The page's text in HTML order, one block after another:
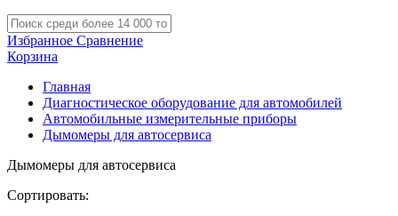
Избранное Сравнение
Корзина
Главная
Диагностическое оборудование для автомобилей
Автомобильные измерительные приборы
Дымомеры для автосервиса
Дымомеры для автосервиса
Сортировать: